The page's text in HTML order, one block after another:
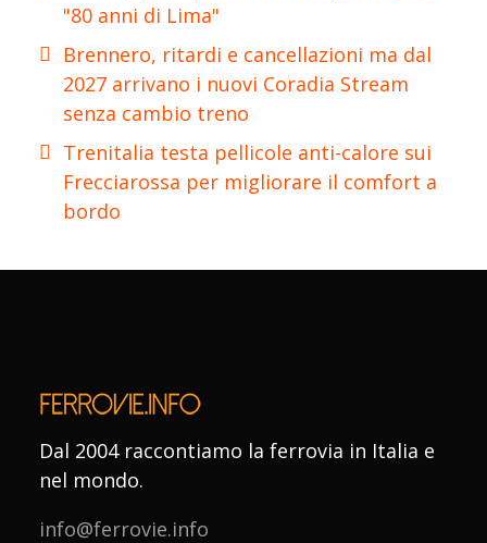
"80 anni di Lima"
Brennero, ritardi e cancellazioni ma dal
2027 arrivano i nuovi Coradia Stream
senza cambio treno
Trenitalia testa pellicole anti-calore sui
Frecciarossa per migliorare il comfort a
bordo
Dal 2004 raccontiamo la ferrovia in Italia e
nel mondo.
info@ferrovie.info